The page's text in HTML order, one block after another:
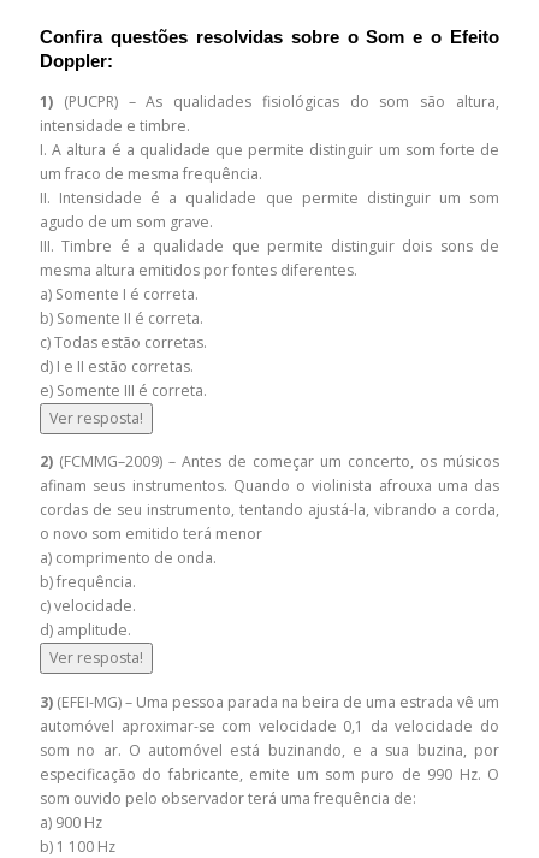
Confira questões resolvidas sobre o Som e o Efeito
Doppler:
1) (PUCPR) – As qualidades fisiológicas do som são altura,
intensidade e timbre.
I. A altura é a qualidade que permite distinguir um som forte de
um fraco de mesma frequência.
II. Intensidade é a qualidade que permite distinguir um som
agudo de um som grave.
III. Timbre é a qualidade que permite distinguir dois sons de
mesma altura emitidos por fontes diferentes.
a) Somente I é correta.
b) Somente II é correta.
c) Todas estão corretas.
d) I e II estão corretas.
e) Somente III é correta.
Ver resposta!
2) (FCMMG–2009) – Antes de começar um concerto, os músicos
afinam seus instrumentos. Quando o violinista afrouxa uma das
cordas de seu instrumento, tentando ajustá-la, vibrando a corda,
o novo som emitido terá menor
a) comprimento de onda.
b) frequência.
c) velocidade.
d) amplitude.
Ver resposta!
3) (EFEI-MG) – Uma pessoa parada na beira de uma estrada vê um
automóvel aproximar-se com velocidade 0,1 da velocidade do
som no ar. O automóvel está buzinando, e a sua buzina, por
especificação do fabricante, emite um som puro de 990 Hz. O
som ouvido pelo observador terá uma frequência de:
a) 900 Hz
b) 1 100 Hz